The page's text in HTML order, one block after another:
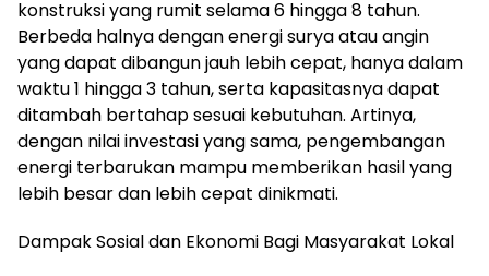
konstruksi yang rumit selama 6 hingga 8 tahun.
Berbeda halnya dengan energi surya atau angin
yang dapat dibangun jauh lebih cepat, hanya dalam
waktu 1 hingga 3 tahun, serta kapasitasnya dapat
ditambah bertahap sesuai kebutuhan. Artinya,
dengan nilai investasi yang sama, pengembangan
energi terbarukan mampu memberikan hasil yang
lebih besar dan lebih cepat dinikmati.
Dampak Sosial dan Ekonomi Bagi Masyarakat Lokal